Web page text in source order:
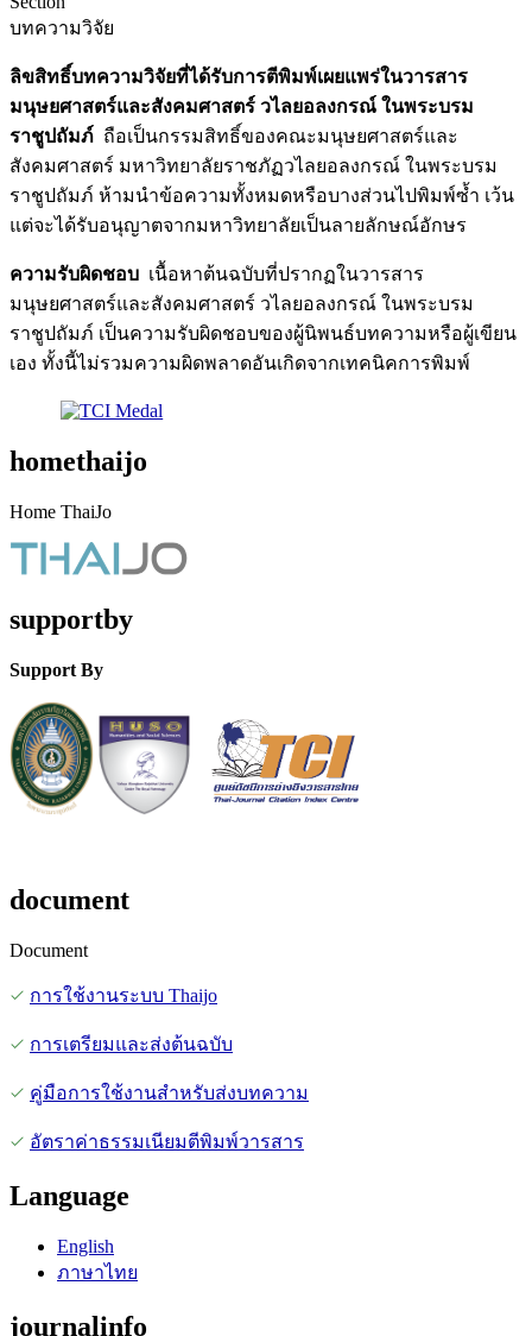
บทความวิจัย
ลิขสิทธิ์บทความวิจัยที่ได้รับการตีพิมพ์เผยแพร่ในวารสาร
มนุษยศาสตร์และสังคมศาสตร์ วไลยอลงกรณ์ ในพระบรม
ราชูปถัมภ์ ถือเป็นกรรมสิทธิ์ของคณะมนุษยศาสตร์และ
สังคมศาสตร์ มหาวิทยาลัยราชภัฏวไลยอลงกรณ์ ในพระบรม
ราชูปถัมภ์ ห้ามนำข้อความทั้งหมดหรือบางส่วนไปพิมพ์ซ้ำ เว้น
แต่จะได้รับอนุญาตจากมหาวิทยาลัยเป็นลายลักษณ์อักษร
ความรับผิดชอบ เนื้อหาต้นฉบับที่ปรากฏในวารสาร
มนุษยศาสตร์และสังคมศาสตร์ วไลยอลงกรณ์ ในพระบรม
ราชูปถัมภ์ เป็นความรับผิดชอบของผู้นิพนธ์บทความหรือผู้เขียน
เอง ทั้งนี้ไม่รวมความผิดพลาดอันเกิดจากเทคนิคการพิมพ์
homethaijo
Home ThaiJo
supportby
Support By
document
Document
การใช้งานระบบ Thaijo
การเตรียมและส่งต้นฉบับ
คู่มือการใช้งานสำหรับส่งบทความ
อัตราค่าธรรมเนียมตีพิมพ์วารสาร
Language
English
ภาษาไทย
journalinfo